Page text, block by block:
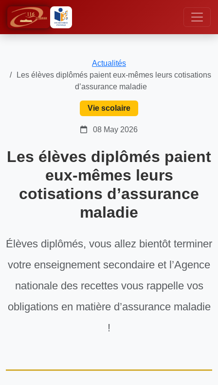
Actualités
Les élèves diplômés paient eux-mêmes leurs cotisations
d’assurance maladie
Vie scolaire
08 May 2026
Les élèves diplômés paient
eux-mêmes leurs
cotisations d’assurance
maladie
Élèves diplômés, vous allez bientôt terminer
votre enseignement secondaire et l’Agence
nationale des recettes vous rappelle vos
obligations en matière d’assurance maladie
!